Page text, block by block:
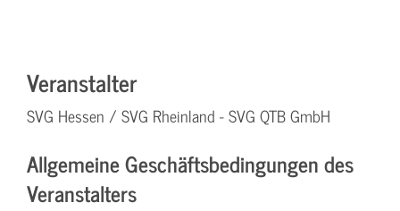
Veranstalter
SVG Hessen / SVG Rheinland - SVG QTB GmbH
Allgemeine Geschäftsbedingungen des
Veranstalters